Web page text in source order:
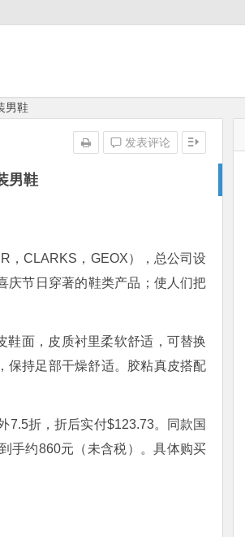
男鞋
男鞋
发表评论
，CLARKS，GEOX），总公司设
庆节日穿著的鞋类产品；使人们把
鞋面，皮质衬里柔软舒适，可替换
保持足部干燥舒适。胶粘真皮搭配
7.5折，折后实付$123.73。同款国
手约860元（未含税）。具体购买